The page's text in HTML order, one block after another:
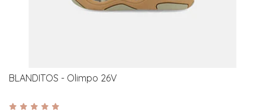
BLANDITOS - Olimpo 26V